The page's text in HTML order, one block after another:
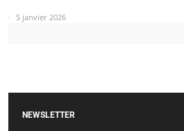
5 janvier 2026
NEWSLETTER